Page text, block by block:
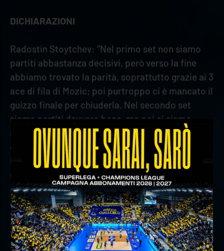
DICHIARAZIONI
Radostin Stoytchev: “Nel primo set non siamo
partiti abbastanza decisivi, però verso la fine
abbiamo trovato la parità, soprattutto grazie ai 3
ace di fila di Mozic; poi purtroppo ci è mancato il
guizzo finale per chiuderla. Nel secondo set
siamo partiti davvero bene, ma poi ci siamo
incastrati sul turno in battuta di Stefani e alcuni
errori nel finale ci hanno ancora una volta puniti.
Nel terzo set Taranto giocava sciolta e a noi
sono mancate le energie. Forse la punizione è un
po' troppo severa, ma non voglio aggrapparmi
alle scuse dei mancati allenamenti e quant'altro.
Torniamo in palestra e ripartiamo subito in vista
della prossima sfida.”